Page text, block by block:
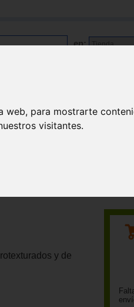
web, para mostrarte
visitantes.
en:
y de